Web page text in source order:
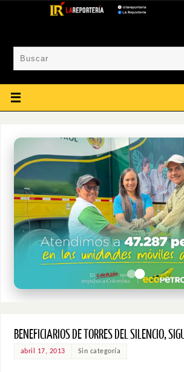
BENEFICIARIOS DE TORRES DEL SILENCIO,
abril 17, 2013 Sin categoría